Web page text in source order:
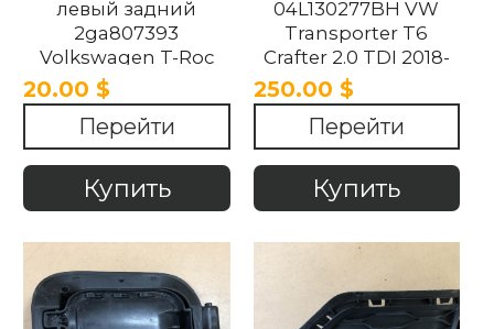
левый задний
2ga807393
Volkswagen T-Roc
2017-2021
20.00 $
Перейти
Купить
04L130277BH VW
Transporter T6
Crafter 2.0 TDI 2018-
2024
250.00 $
Перейти
Купить